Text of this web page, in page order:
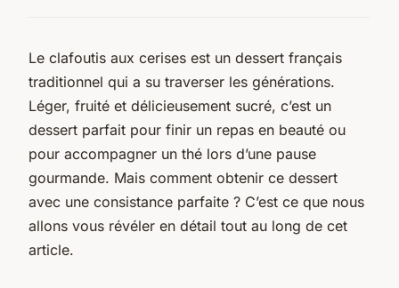
Le clafoutis aux cerises est un dessert français
traditionnel qui a su traverser les générations.
Léger, fruité et délicieusement sucré, c’est un
dessert parfait pour finir un repas en beauté ou
pour accompagner un thé lors d’une pause
gourmande. Mais comment obtenir ce dessert
avec une consistance parfaite ? C’est ce que nous
allons vous révéler en détail tout au long de cet
article.